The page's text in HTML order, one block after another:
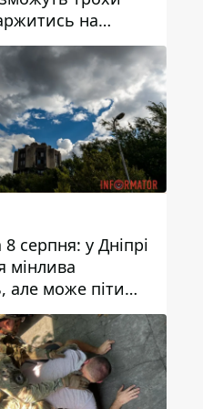
на
тарифи на воду
серпня: у Дніпрі
мінлива
але може піти